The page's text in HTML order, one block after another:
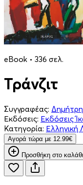
eBook • 336 σελ.
Τράνζιτ
Συγγραφέας:
Εκδόσεις: Εκδόσεις
Κατηγορία: Ελληνική
Aγορά τώρα με 12.99€
Προσθήκη στο καλάθι